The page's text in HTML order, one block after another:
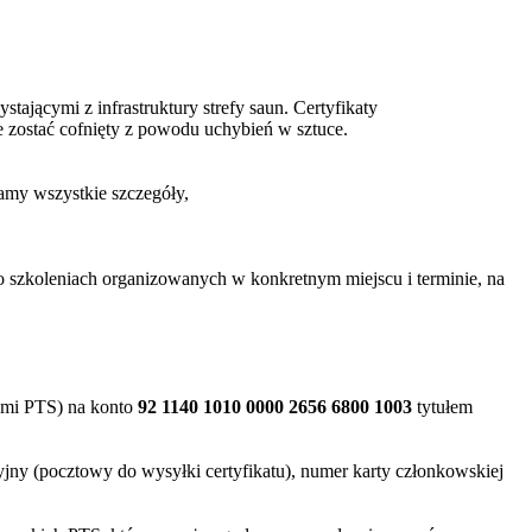
z infrastruktury strefy saun. Certyfikaty
zostać cofnięty z powodu uchybień w sztuce.
wszystkie szczegóły,
szkoleniach organizowanych w konkretnym miejscu i terminie, na
PTS) na konto 92 1140 1010 0000 2656 6800 1003 tytułem
(pocztowy do wysyłki certyfikatu), numer karty członkowskiej